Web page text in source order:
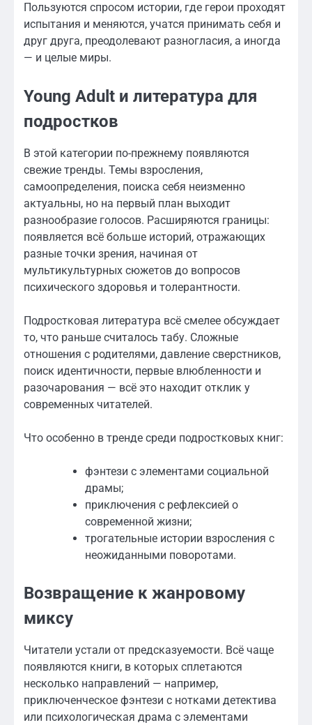
Пользуются спросом истории, где герои проходят
испытания и меняются, учатся принимать себя и
друг друга, преодолевают разногласия, а иногда
— и целые миры.
Young Adult и литература для
подростков
В этой категории по-прежнему появляются
свежие тренды. Темы взросления,
самоопределения, поиска себя неизменно
актуальны, но на первый план выходит
разнообразие голосов. Расширяются границы:
появляется всё больше историй, отражающих
разные точки зрения, начиная от
мультикультурных сюжетов до вопросов
психического здоровья и толерантности.
Подростковая литература всё смелее обсуждает
то, что раньше считалось табу. Сложные
отношения с родителями, давление сверстников,
поиск идентичности, первые влюбленности и
разочарования — всё это находит отклик у
современных читателей.
Что особенно в тренде среди подростковых книг:
фэнтези с элементами социальной
драмы;
приключения с рефлексией о
современной жизни;
трогательные истории взросления с
неожиданными поворотами.
Возвращение к жанровому
миксу
Читатели устали от предсказуемости. Всё чаще
появляются книги, в которых сплетаются
несколько направлений — например,
приключенческое фэнтези с нотками детектива
или психологическая драма с элементами